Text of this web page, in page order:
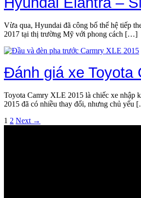
Vừa qua, Hyundai đã công bố thế hệ tiếp
2017 tại thị trường Mỹ với phong cách […]
Đánh giá xe Toyota
Toyota Camry XLE 2015 là chiếc xe nhập
2015 đã có nhiều thay đổi, nhưng chủ yếu
1 2 Next →